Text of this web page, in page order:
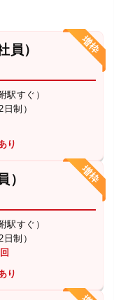
員）
駅すぐ）
制）
り
）
駅すぐ）
制）
り